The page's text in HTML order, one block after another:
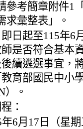
參考簡章附件1
求彙整表」。
日起至115年6
師是否符合基本
續遴選事宜，
育部國民中小
）。
：
6月17日（星